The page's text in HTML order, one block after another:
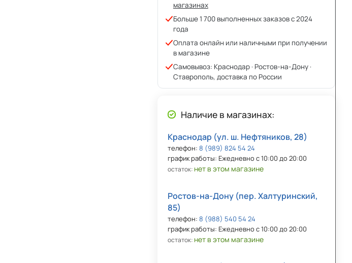
магазинах
Больше 1 700 выполненных заказов с 2024
года
Оплата онлайн или наличными при получении
в магазине
Самовывоз: Краснодар · Ростов-на-Дону ·
Ставрополь, доставка по России
Наличие в магазинах:
Краснодар (ул. ш. Нефтяников, 28)
телефон: 8 (989) 824 54 24
график работы: Ежедневно с 10:00 до 20:00
остаток: нет в этом магазине
Ростов-на-Дону (пер. Халтуринский,
85)
телефон: 8 (988) 540 54 24
график работы: Ежедневно с 10:00 до 20:00
остаток: нет в этом магазине